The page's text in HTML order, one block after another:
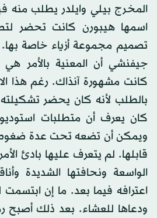
المخرج بيلي وايلدر يطلب منه
اسمها هيبورن كانت تحضر
تصميم مجموعة أزياء خاصة بها.
جيفنشي أن المعنية بالأمر هي
كانت مشهورة آنذاك. رغم هذا
بالطلب لأنه كان يحضر
كان يعرف أن متطلبات
ويمكن أن تضعه تحت عدة
قابلها. لم يتعرف عليها بادئ
الواسعة ونحافتها الشديدة
اعترافه فيما بعد. ما إن
ودعاها للعشاء. بعد ذلك أصبح